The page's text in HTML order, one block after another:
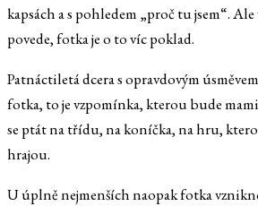
kapsách a s pohledem „proč tu jsem“. Ale
povede, fotka je o to víc poklad.
Patnáctiletá dcera s opravdovým
fotka, to je vzpomínka, kterou bude
se ptát na třídu, na koníčka, na hru,
hrajou.
U úplně nejmenších naopak fotka